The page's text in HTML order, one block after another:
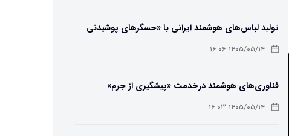
تولید لباس‌های هوشمند ایرانی با «حسگرهای پوشیدنی
کریگامی»
۱۴۰۵/۰۵/۱۴ ۱۶:۰۶
فناوری‌های هوشمند درخدمت «پیشگیری از جرم»
۱۴۰۵/۰۵/۱۴ ۱۶:۰۳